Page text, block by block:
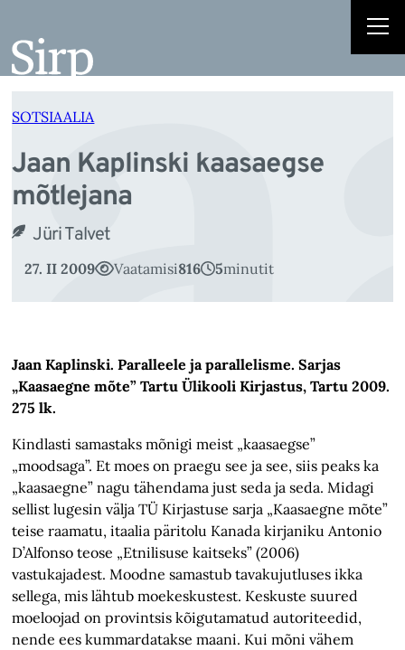
juurde
SOTSIAALIA
Jaan Kaplinski kaasaegse
mõtlejana
Jüri Talvet
27. II 2009 Vaatamisi816 5minutit
Jaan Kaplinski. Paralleele ja parallelisme. Sarjas
„Kaasaegne mõte” Tartu Ülikooli Kirjastus, Tartu 2009.
275 lk.
Kindlasti samastaks mõnigi meist „kaasaegse”
„moodsaga”. Et moes on praegu see ja see, siis peaks ka
„kaasaegne” nagu tähendama just seda ja seda. Midagi
sellist lugesin välja TÜ Kirjastuse sarja „Kaasaegne mõte”
teise raamatu, itaalia päritolu Kanada kirjaniku Antonio
D’Alfonso teose „Etnilisuse kaitseks” (2006)
vastukajadest. Moodne samastub tavakujutluses ikka
sellega, mis lähtub moekeskustest. Keskuste suured
moeloojad on provintsis kõigutamatud autoriteedid,
nende ees kummardatakse maani. Kui mõni vähem